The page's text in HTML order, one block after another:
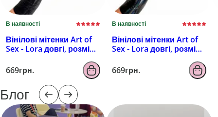
В наявності
Вінілові мітенки Art of
Sex - Lora довгі, розмір
ефектом мокрого
оксамиту
669грн.
В наявності
Вінілові мітенки Art of
Sex - Lora довгі, розмір
ефектом голограми
669грн.
Блог